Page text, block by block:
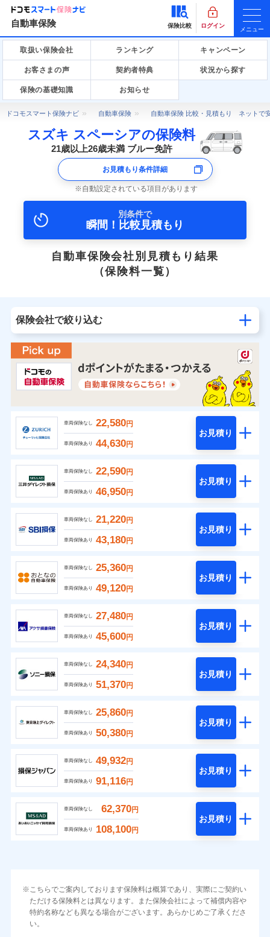
自動車保険 保険比較 ログイン
メニュー
取扱い保険会社 ランキング キャンペーン
お客さまの声 契約者特典 状況から探す
保険の基礎知識 お知らせ
ドコモスマート保険ナビ 自動車保険 自動車保険 比較・見積もり ネットで
スズキ スペーシアの保険料
21歳以上26歳未満 ブルー免許
お見積もり条件詳細
自動設定されている項目があります
別条件で
瞬間！比較見積もり
自動車保険会社別見積もり結果
（保険料一覧）
保険会社で絞り込む
車両保険なし 22,580円
車両保険あり 44,630円
お見積り
車両保険なし 22,590円
車両保険あり 46,950円
お見積り
車両保険なし 21,220円
車両保険あり 43,180円
お見積り
車両保険なし 25,360円
車両保険あり 49,120円
お見積り
車両保険なし 27,480円
車両保険あり 45,600円
お見積り
車両保険なし 24,340円
車両保険あり 51,370円
お見積り
車両保険なし 25,860円
車両保険あり 50,380円
お見積り
車両保険なし 49,932円
車両保険あり 91,116円
お見積り
車両保険なし 62,370円
車両保険あり 108,100円
お見積り
こちらでご案内しております保険料は概算であり、実際にご契約い
ただける保険料とは異なります。また保険会社によって補償内容や
特約名称なども異なる場合がございます。あらかじめご了承くださ
い。